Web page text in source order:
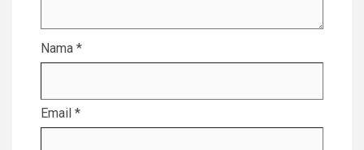
Nama *
Email *